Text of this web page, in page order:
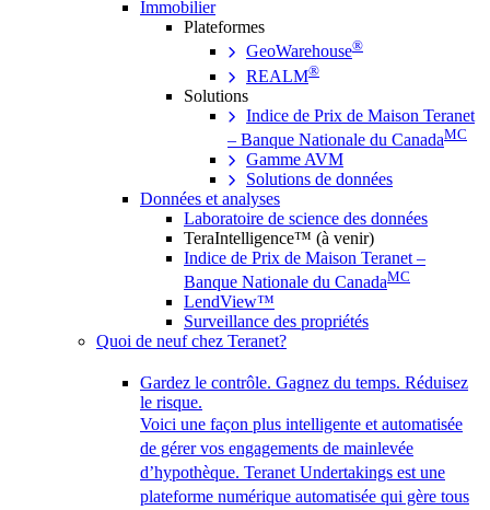
Immobilier
Plateformes
GeoWarehouse®
REALM®
Solutions
Indice de Prix de Maison Teranet
– Banque Nationale du CanadaMC
Gamme AVM
Solutions de données
Données et analyses
Laboratoire de science des données
TeraIntelligence™ (à venir)
Indice de Prix de Maison Teranet –
Banque Nationale du CanadaMC
LendView™
Surveillance des propriétés
Quoi de neuf chez Teranet?
Gardez le contrôle. Gagnez du temps. Réduisez
le risque.
Voici une façon plus intelligente et automatisée
de gérer vos engagements de mainlevée
d’hypothèque. Teranet Undertakings est une
plateforme numérique automatisée qui gère tous